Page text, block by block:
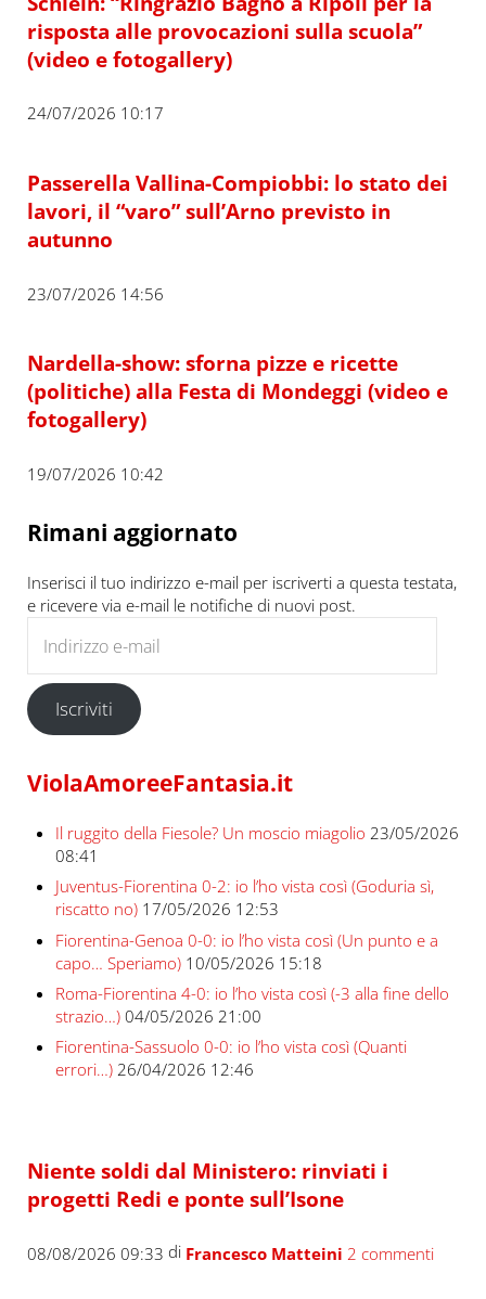
risposta alle provocazioni sulla scuola”
(video e fotogallery)
24/07/2026 10:17
Passerella Vallina-Compiobbi: lo stato dei
lavori, il “varo” sull’Arno previsto in
autunno
23/07/2026 14:56
Nardella-show: sforna pizze e ricette
(politiche) alla Festa di Mondeggi (video e
fotogallery)
19/07/2026 10:42
Rimani aggiornato
Inserisci il tuo indirizzo e-mail per iscriverti a questa testata,
e ricevere via e-mail le notifiche di nuovi post.
Iscriviti
ViolaAmoreeFantasia.it
Il ruggito della Fiesole? Un moscio miagolio 23/05/2026
08:41
Juventus-Fiorentina 0-2: io l’ho vista così (Goduria sì,
riscatto no) 17/05/2026 12:53
Fiorentina-Genoa 0-0: io l’ho vista così (Un punto e a
capo… Speriamo) 10/05/2026 15:18
Roma-Fiorentina 4-0: io l’ho vista così (-3 alla fine dello
strazio…) 04/05/2026 21:00
Fiorentina-Sassuolo 0-0: io l’ho vista così (Quanti
errori…) 26/04/2026 12:46
Niente soldi dal Ministero: rinviati i
progetti Redi e ponte sull’Isone
08/08/2026 09:33 di Francesco Matteini 2 commenti